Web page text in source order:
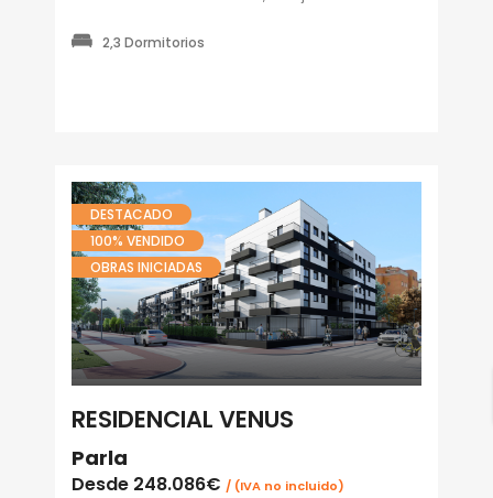
2,3 Dormitorios
DESTACADO
100% VENDIDO
OBRAS INICIADAS
RESIDENCIAL VENUS
Parla
Desde 248.086€ / (IVA no incluido)